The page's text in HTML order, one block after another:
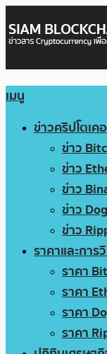
เมนู
ข่าวคริปโตเค
ข่าว
ข่าว
ข่าว
ข่าว
ข่าว
ราคาและการ
ราคา
ราคา
ราคา
ราคา